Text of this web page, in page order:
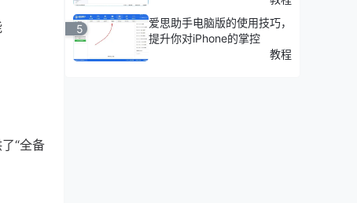
“全备
5
爱思助手电脑版的使用技巧，
提升你对iPhone的掌控
教程